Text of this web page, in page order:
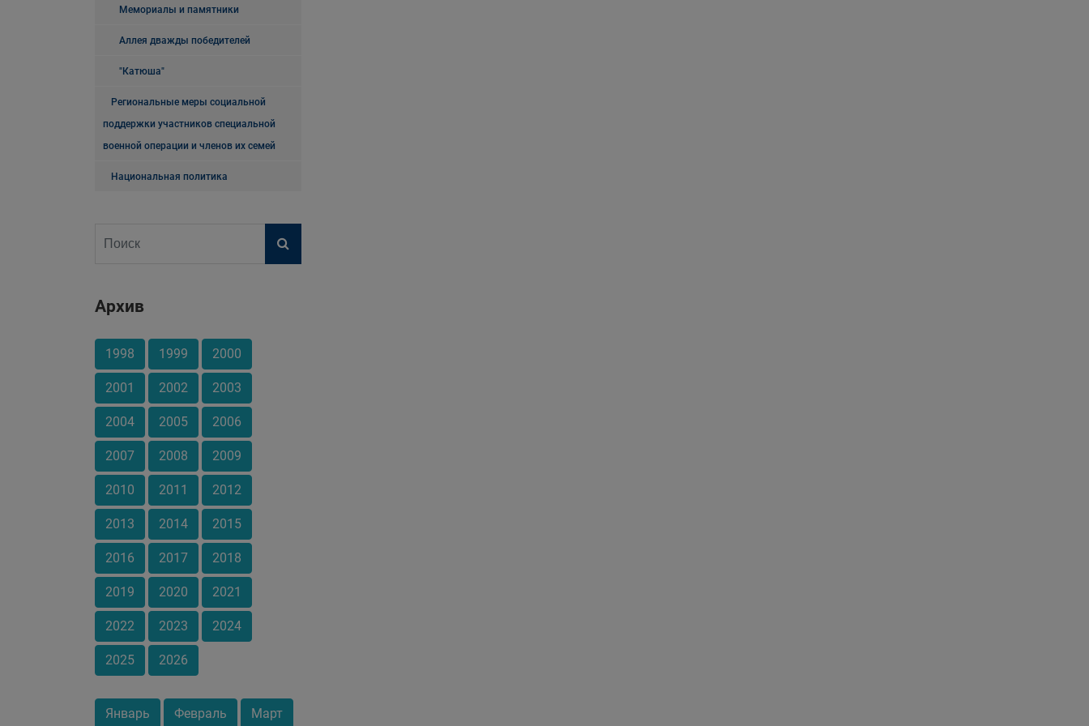
Мемориалы и памятники
Аллея дважды победителей
"Катюша"
Региональные меры социальной
поддержки участников специальной
военной операции и членов их семей
Национальная политика
Архив
1998 1999 2000
2001 2002 2003
2004 2005 2006
2007 2008 2009
2010 2011 2012
2013 2014 2015
2016 2017 2018
2019 2020 2021
2022 2023 2024
2025 2026
Январь Февраль Март